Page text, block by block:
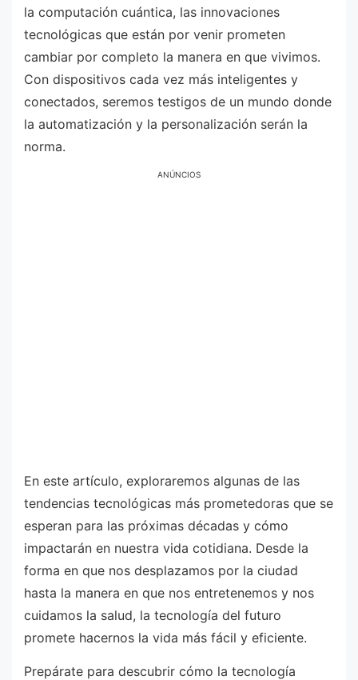
la computación cuántica, las innovaciones
tecnológicas que están por venir prometen
cambiar por completo la manera en que vivimos.
Con dispositivos cada vez más inteligentes y
conectados, seremos testigos de un mundo donde
la automatización y la personalización serán la
norma.
ANÚNCIOS
En este artículo, exploraremos algunas de las
tendencias tecnológicas más prometedoras que se
esperan para las próximas décadas y cómo
impactarán en nuestra vida cotidiana. Desde la
forma en que nos desplazamos por la ciudad
hasta la manera en que nos entretenemos y nos
cuidamos la salud, la tecnología del futuro
promete hacernos la vida más fácil y eficiente.
Prepárate para descubrir cómo la tecnología